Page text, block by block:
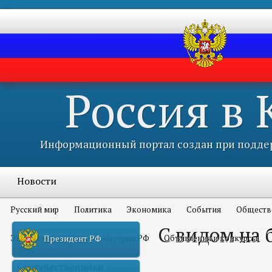
Россия в
Информационный портал создан при
Новости
Русский мир Политика Экономика События
Это интересно всем История РФ Объявления и конкурсы
Соотечественники
Президент РФ С видом на